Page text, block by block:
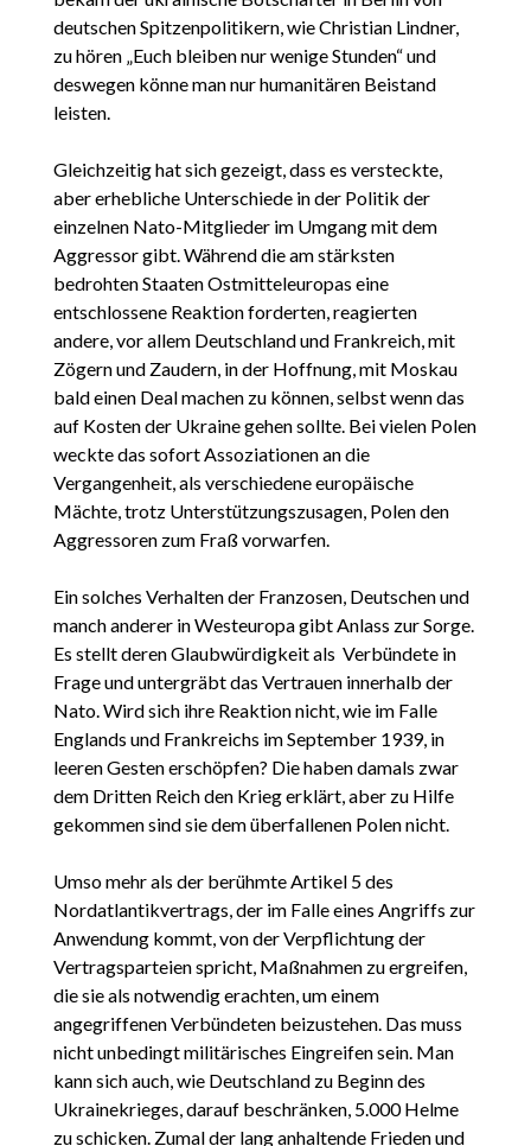
deutschen Spitzenpolitikern, wie Christian Lindner,
zu hören „Euch bleiben nur wenige Stunden“ und
deswegen könne man nur humanitären Beistand
leisten.
Gleichzeitig hat sich gezeigt, dass es versteckte,
aber erhebliche Unterschiede in der Politik der
einzelnen Nato-Mitglieder im Umgang mit dem
Aggressor gibt. Während die am stärksten
bedrohten Staaten Ostmitteleuropas eine
entschlossene Reaktion forderten, reagierten
andere, vor allem Deutschland und Frankreich, mit
Zögern und Zaudern, in der Hoffnung, mit Moskau
bald einen Deal machen zu können, selbst wenn das
auf Kosten der Ukraine gehen sollte. Bei vielen Polen
weckte das sofort Assoziationen an die
Vergangenheit, als verschiedene europäische
Mächte, trotz Unterstützungszusagen, Polen den
Aggressoren zum Fraß vorwarfen.
Ein solches Verhalten der Franzosen, Deutschen und
manch anderer in Westeuropa gibt Anlass zur Sorge.
Es stellt deren Glaubwürdigkeit als Verbündete in
Frage und untergräbt das Vertrauen innerhalb der
Nato. Wird sich ihre Reaktion nicht, wie im Falle
Englands und Frankreichs im September 1939, in
leeren Gesten erschöpfen? Die haben damals zwar
dem Dritten Reich den Krieg erklärt, aber zu Hilfe
gekommen sind sie dem überfallenen Polen nicht.
Umso mehr als der berühmte Artikel 5 des
Nordatlantikvertrags, der im Falle eines Angriffs zur
Anwendung kommt, von der Verpflichtung der
Vertragsparteien spricht, Maßnahmen zu ergreifen,
die sie als notwendig erachten, um einem
angegriffenen Verbündeten beizustehen. Das muss
nicht unbedingt militärisches Eingreifen sein. Man
kann sich auch, wie Deutschland zu Beginn des
Ukrainekrieges, darauf beschränken, 5.000 Helme
zu schicken. Zumal der lang anhaltende Frieden und